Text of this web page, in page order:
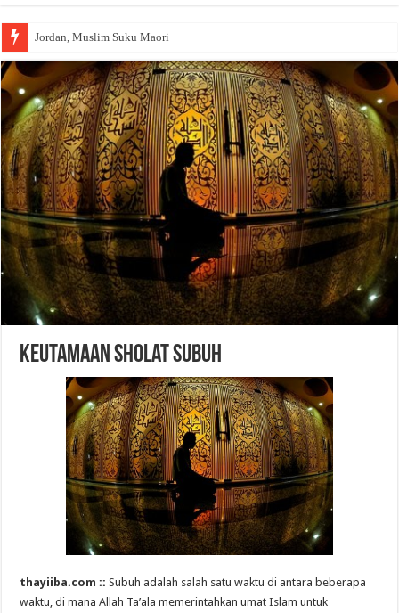
Jordan, Muslim Suku Maori
Keutamaan Sholat Subuh
thayiiba.com ::Subuh adalah salah satu waktu di antara beberapa
waktu, di mana Allah Ta’ala memerintahkan umat Islam untuk